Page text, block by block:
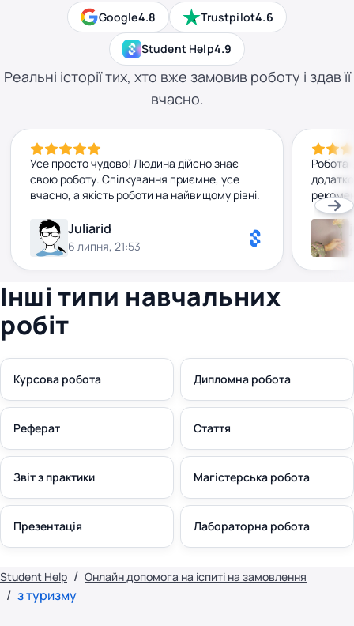
Google4.8 Trustpilot4.6
Student Help4.9
Реальні історії тих, хто вже замовив роботу і здав її
вчасно.
Усе просто чудово! Людина дійсно знає
свою роботу. Спілкування приємне, усе
вчасно, а якість роботи на найвищому рівні.
Juliarid
6 липня, 21:53
Робота
Інші типи навчальних
робіт
Курсова робота Дипломна робота
Реферат Стаття
Звіт з практики Магістерська робота
Презентація Лабораторна робота
Student Help Онлайн допомога на іспиті на замовлення
з туризму